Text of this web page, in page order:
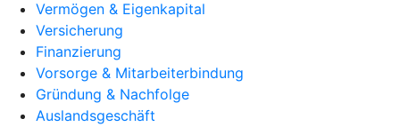
Vermögen & Eigenkapital
Versicherung
Finanzierung
Vorsorge & Mitarbeiterbindung
Gründung & Nachfolge
Auslandsgeschäft